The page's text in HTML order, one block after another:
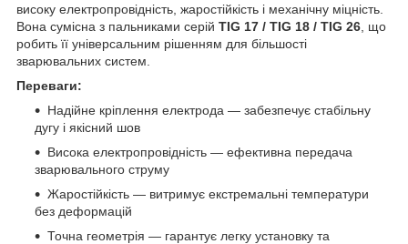
високу електропровідність, жаростійкість і механічну міцність.
Вона сумісна з пальниками серій TIG 17 / TIG 18 / TIG 26 , що
робить її універсальним рішенням для більшості
зварювальних систем.
Переваги:
Надійне кріплення електрода — забезпечує стабільну
дугу і якісний шов
Висока електропровідність — ефективна передача
зварювального струму
Жаростійкість — витримує екстремальні температури
без деформацій
Точна геометрія — гарантує легку установку та